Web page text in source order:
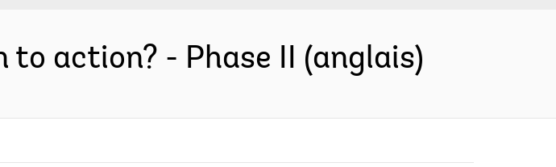
action? - Phase II (anglais)